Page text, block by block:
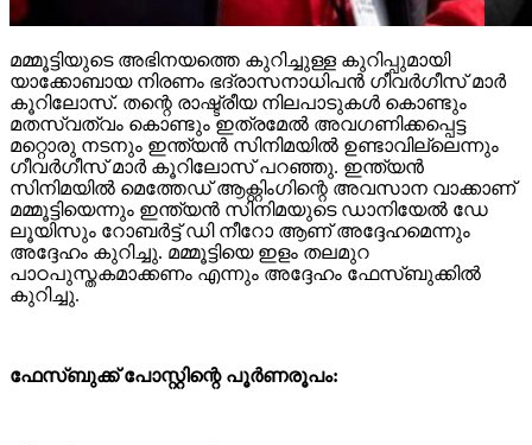
മമ്മൂട്ടിയുടെ അഭിനയത്തെ കുറിച്ചുള്ള കുറിപ്പുമായി
യാക്കോബായ നിരണം ഭദ്രാസനാധിപന്‍ ഗീവര്‍ഗീസ് മാര്‍
കൂറിലോസ്. തന്റെ രാഷ്ട്രീയ നിലപാടുകള്‍ കൊണ്ടും
മതസ്വത്വം കൊണ്ടും ഇത്രമേല്‍ അവഗണിക്കപ്പെട്ട
മറ്റൊരു നടനും ഇന്ത്യന്‍ സിനിമയില്‍ ഉണ്ടാവില്ലെന്നും
ഗീവര്‍ഗീസ് മാര്‍ കൂറിലോസ് പറഞ്ഞു. ഇന്ത്യന്‍
സിനിമയില്‍ മെത്തേഡ് ആക്റ്റിംഗിന്റെ അവസാന വാക്കാണ്
മമ്മൂട്ടിയെന്നും ഇന്ത്യന്‍ സിനിമയുടെ ഡാനിയേല്‍ ഡേ
ലൂയിസും റോബര്‍ട്ട് ഡി നീറോ ആണ് അദ്ദേഹമെന്നും
അദ്ദേഹം കുറിച്ചു. മമ്മൂട്ടിയെ ഇളം തലമുറ
പാഠപുസ്തകമാക്കണം എന്നും അദ്ദേഹം ഫേസ്ബുക്കില്‍
കുറിച്ചു.
ഫേസ്ബുക്ക് പോസ്റ്റിന്റെ പൂർണരൂപം: